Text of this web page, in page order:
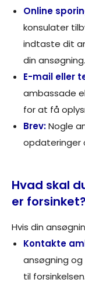
Online
konsulater
indtaste dit
din ansøgning.
E-mail eller
ambassade
for at få
Brev:Nogle
opdateringer
Hvad skal
er forsinket?
Hvis din
Kontakte
ansøgning
til forsinkelsen.